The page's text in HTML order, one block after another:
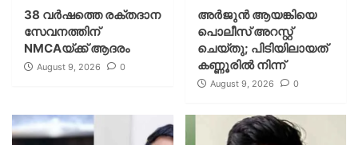
38 വർഷത്തെ രക്തദാന
സേവനത്തിന്
NMCAയ്ക്ക് ആദരം
August 9, 2026 0
അർജുൻ ആയങ്കിയെ
പൊലീസ് അറസ്റ്റ്
ചെയ്‌തു; പിടിയിലായത്
കണ്ണൂരിൽ നിന്ന്
August 9, 2026 0